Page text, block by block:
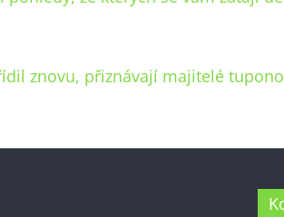
znovu, přiznávají majitelé